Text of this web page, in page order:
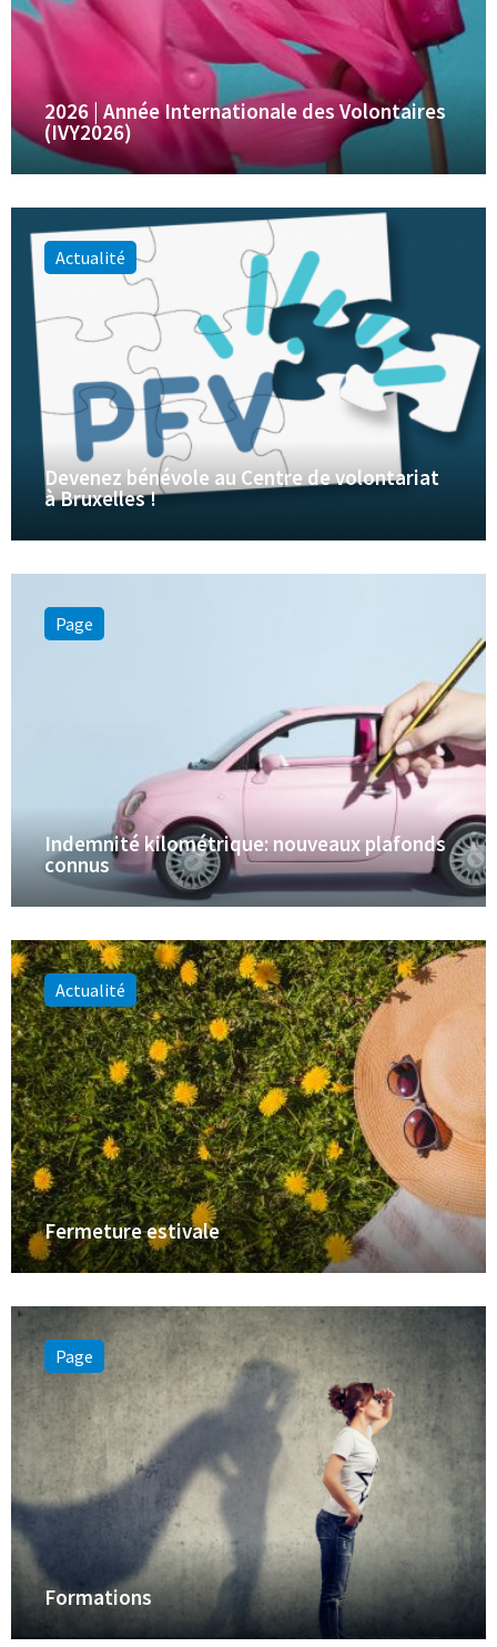
2026 | Année Internationale des Volontaires
(IVY2026)
Actualité
Devenez bénévole au Centre de volontariat
à Bruxelles !
Page
Indemnité kilométrique: nouveaux plafonds
connus
Actualité
Fermeture estivale
Page
Formations